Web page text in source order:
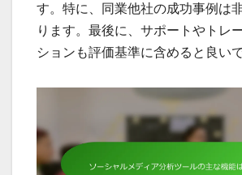
す。特に、同業他社の成功事例は
ります。最後に、サポートやトレ
ションも評価基準に含めると良い